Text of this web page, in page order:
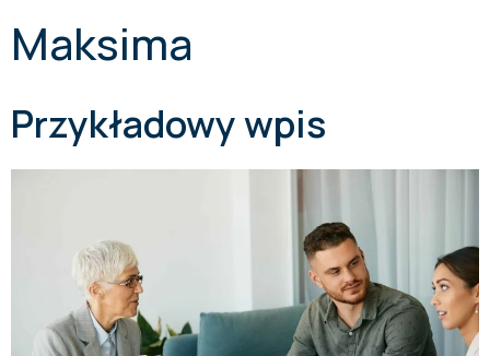
Maksima
Przykładowy wpis